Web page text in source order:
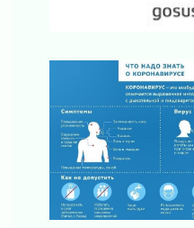
регионом и страной
Ладога — не пруд
ПСК через
Ленинградской
счетах
02 августа 2026
Пропавшего
районе Ленобласти
02 августа 2026